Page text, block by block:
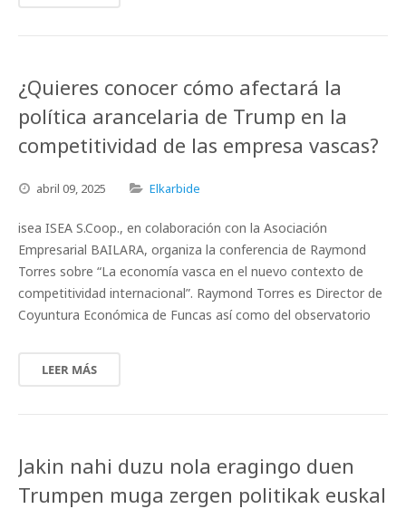
¿Quieres conocer cómo afectará la
política arancelaria de Trump en la
competitividad de las empresa vascas?
abril 09, 2025 Elkarbide
isea ISEA S.Coop., en colaboración con la Asociación
Empresarial BAILARA, organiza la conferencia de Raymond
Torres sobre “La economía vasca en el nuevo contexto de
competitividad internacional”. Raymond Torres es Director de
Coyuntura Económica de Funcas así como del observatorio
LEER MÁS
Jakin nahi duzu nola eragingo duen
Trumpen muga zergen politikak euskal